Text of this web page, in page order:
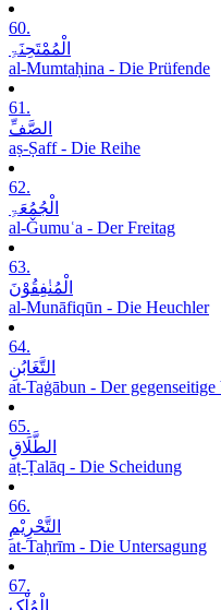
60.
الْمُمْتَحِنَۃِ
al-Mumtaḥina - Die Prüfende
61.
الصَّفِّ
aṣ-Ṣaff - Die Reihe
62.
الْجُمُعَۃِ
al-Ǧumuʿa - Der Freitag
63.
الْمُنٰفِقُوْنَ
al-Munāfiqūn - Die Heuchler
64.
التَّغَابُنِ
at-Taġābun - Der
65.
الطَّلَاقِ
aṭ-Ṭalāq - Die Scheidung
66.
التَّحْرِیْمِ
at-Taḥrīm - Die Untersagung
67.